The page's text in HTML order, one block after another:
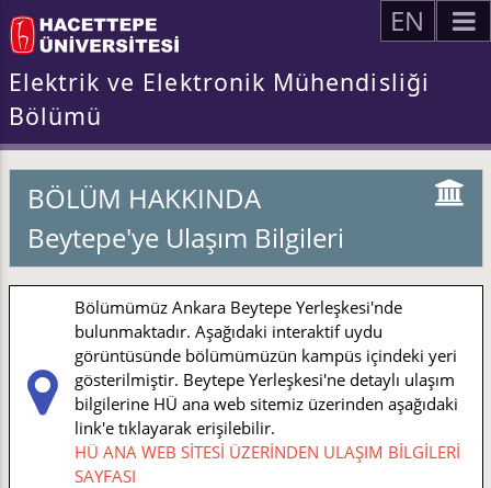
EN
Elektrik ve Elektronik Mühendisliği
Bölümü
BÖLÜM HAKKINDA
Beytepe'ye Ulaşım Bilgileri
Bölümümüz Ankara Beytepe Yerleşkesi'nde
bulunmaktadır. Aşağıdaki interaktif uydu
görüntüsünde bölümümüzün kampüs içindeki yeri
gösterilmiştir. Beytepe Yerleşkesi'ne detaylı ulaşım
bilgilerine HÜ ana web sitemiz üzerinden aşağıdaki
link'e tıklayarak erişilebilir.
HÜ ANA WEB SİTESİ ÜZERİNDEN ULAŞIM BİLGİLERİ
SAYFASI